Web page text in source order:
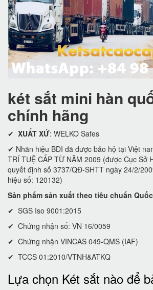
két sắt mini hàn
chính hãng
✔ XUẤT XỨ: WELKO Safes
✔ Nhãn hiệu BDI đã được bảo hộ tại Việt
TRÍ TUỆ CẤP TỪ NĂM 2009 (được Cục Sở
quyết định số 3737/QĐ-SHTT ngày 24/2/
hiệu số: 120132)
Sản phẩm sản xuất theo tiêu chuẩn
✔ SGS Iso 9001:2015
✔ Chứng nhận số: VN 16/0059
✔ Chứng nhận VINCAS 049-QMS (IAF)
✔ TCCS 01:2010/VTNH&ATKQ
Lựa chọn Két sắt nào để